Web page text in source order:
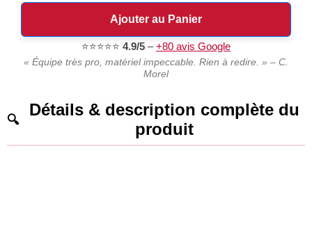
Ajouter au Panier
⭐⭐⭐⭐⭐ 4.9/5 –+80 avis Google
« Équipe très pro, matériel impeccable. Rien à redire. » – C.
Morel
Détails & description complète du
produit